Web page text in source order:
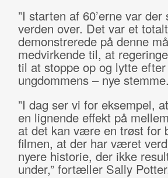
”I starten af 60’erne var
verden over. Det var et
demonstrerede på denne
medvirkende til, at
til at stoppe op og lytte
ungdommens – nye
”I dag ser vi for eksempel,
en lignende effekt på
at det kan være en trøst for
filmen, at der har været
nyere historie, der ikke
under,” fortæller Sally